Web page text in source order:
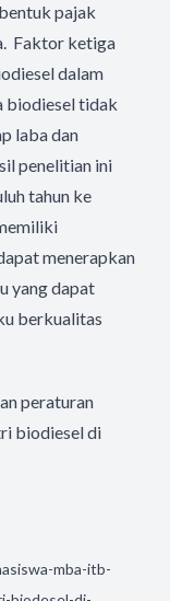
pajak
Faktor ketiga
dalam
biodiesel tidak
laba dan
penelitian ini
tahun ke
menerapkan
yang dapat
berkualitas
peraturan
biodiesel di
mba-itb-